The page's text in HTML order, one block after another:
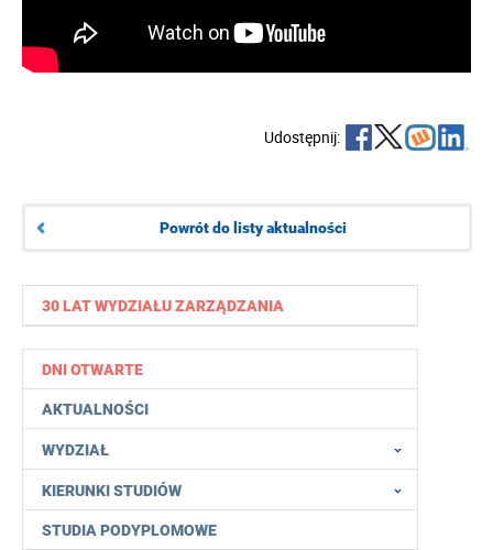
30 LAT WYDZIAŁU ZARZĄDZANIA
DNI OTWARTE
AKTUALNOŚCI
WYDZIAŁ
KIERUNKI STUDIÓW
STUDIA PODYPLOMOWE
Udostępnij:
Powrót do listy aktualności